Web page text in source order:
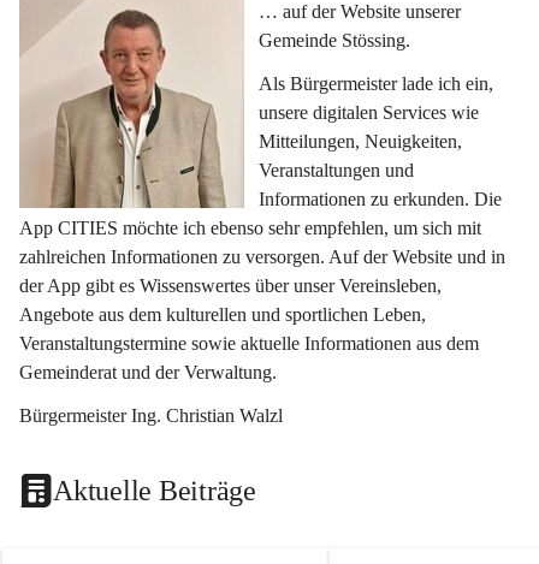
… auf der Website unserer
Gemeinde Stössing.
Als Bürgermeister lade ich ein,
unsere digitalen Services wie
Mitteilungen, Neuigkeiten,
Veranstaltungen und
Informationen zu erkunden. Die
App CITIES möchte ich ebenso sehr empfehlen, um sich mit
zahlreichen Informationen zu versorgen. Auf der Website und in
der App gibt es Wissenswertes über unser Vereinsleben,
Angebote aus dem kulturellen und sportlichen Leben,
Veranstaltungstermine sowie aktuelle Informationen aus dem
Gemeinderat und der Verwaltung.
Bürgermeister Ing. Christian Walzl
Aktuelle Beiträge